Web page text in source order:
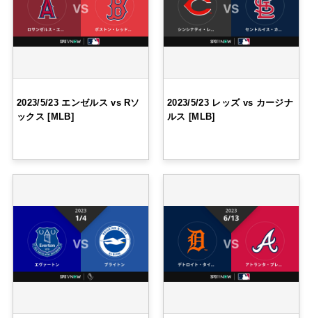
2023/5/23 エンゼルス vs Rソ
ックス [MLB]
2023/5/23 レッズ vs カージナ
ルス [MLB]